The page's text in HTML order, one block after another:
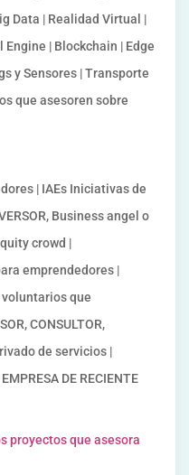
Data | Realidad Virtual |
| Blockchain | Edge
y Sensores | Transporte
que asesoren sobre
| IAEs Iniciativas de
Business angel o
crowd |
emprendedores |
voluntarios que
CONSULTOR,
de servicios |
DE RECIENTE
proyectos que asesora